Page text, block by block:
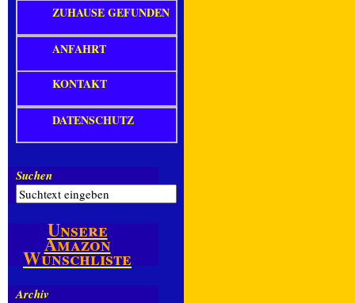
ZUHAUSE GEFUNDEN
ANFAHRT
KONTAKT
DATENSCHUTZ
Suchen
Unsere
Amazon
Wunschliste
Archiv